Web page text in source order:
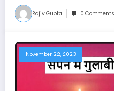
Rajiv Gupta 0 Comments
November 22, 2023